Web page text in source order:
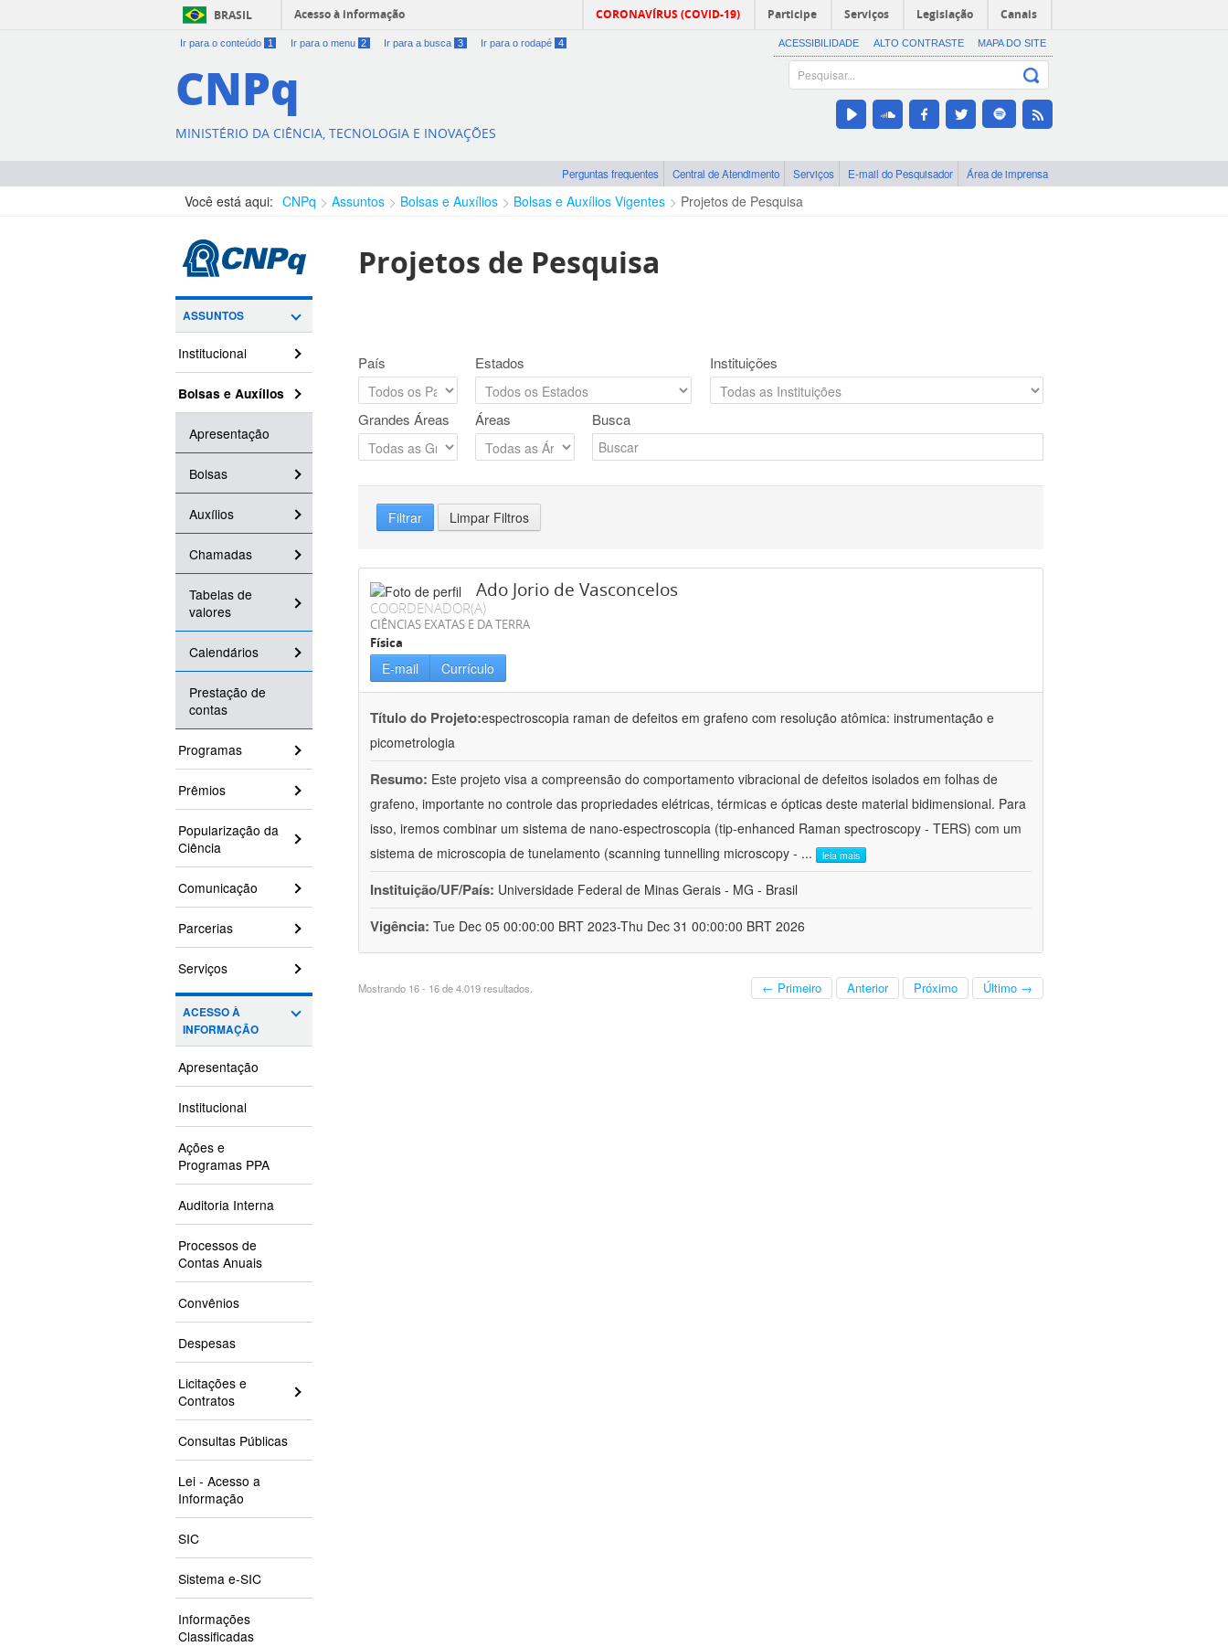
BRASIL Acesso à informação CORONAVÍRUS (COVID-19) Participe Serviços Legislação Canais
Ir para o conteúdo 1 Ir para o menu 2 Ir para a busca 3 Ir para o rodapé 4 ACESSIBILIDADE ALTO CONTRASTE MAPA DO SITE
CNPq
MINISTÉRIO DA CIÊNCIA, TECNOLOGIA E INOVAÇÕES
Perguntas frequentes Central de Atendimento Serviços E-mail do Pesquisador Área de imprensa
Você está aqui: CNPq Assuntos Bolsas e Auxílios Bolsas e Auxílios Vigentes Projetos de Pesquisa
ASSUNTOS
Institucional
Bolsas e Auxílios
Apresentação
Bolsas
Auxílios
Chamadas
Tabelas de
valores
Calendários
Prestação de
contas
Programas
Prêmios
Popularização da
Ciência
Comunicação
Parcerias
Serviços
ACESSO À
INFORMAÇÃO
Apresentação
Institucional
Ações e
Programas PPA
Auditoria Interna
Processos de
Contas Anuais
Convênios
Despesas
Licitações e
Contratos
Consultas Públicas
Lei - Acesso a
Informação
SIC
Sistema e-SIC
Informações
Classificadas
Projetos de Pesquisa
País Estados Instituições
Grandes Áreas Áreas Busca
Filtrar Limpar Filtros
Ado Jorio de Vasconcelos
COORDENADOR(A)
CIÊNCIAS EXATAS E DA TERRA
Física
E-mail Currículo
Título do Projeto:espectroscopia raman de defeitos em grafeno com resolução atômica: instrumentação e
picometrologia
Resumo: Este projeto visa a compreensão do comportamento vibracional de defeitos isolados em folhas de
grafeno, importante no controle das propriedades elétricas, térmicas e ópticas deste material bidimensional. Para
isso, iremos combinar um sistema de nano-espectroscopia (tip-enhanced Raman spectroscopy - TERS) com um
sistema de microscopia de tunelamento (scanning tunnelling microscopy - ... leia mais
Instituição/UF/País: Universidade Federal de Minas Gerais - MG - Brasil
Vigência: Tue Dec 05 00:00:00 BRT 2023-Thu Dec 31 00:00:00 BRT 2026
Mostrando 16 - 16 de 4.019 resultados. ← Primeiro Anterior Próximo Último →